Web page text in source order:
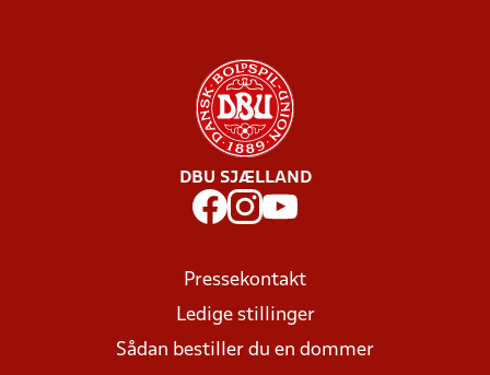
DBU SJÆLLAND
Pressekontakt
Ledige stillinger
Sådan bestiller du en dommer